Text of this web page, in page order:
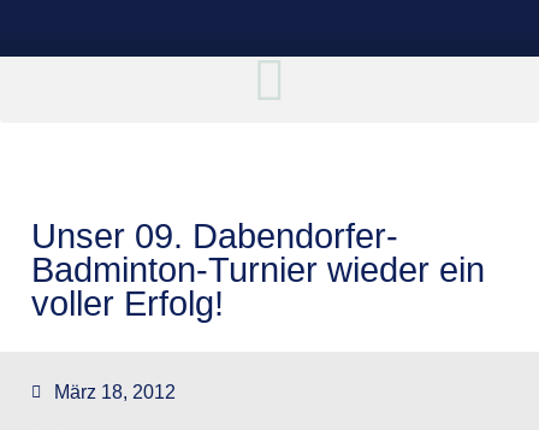
Unser 09. Dabendorfer-
Badminton-Turnier wieder ein
voller Erfolg!
März 18, 2012